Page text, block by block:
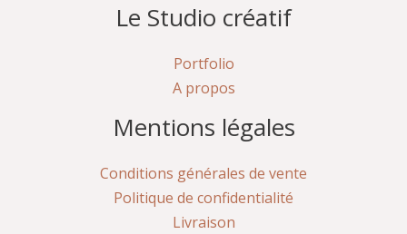
Le Studio créatif
Portfolio
A propos
Mentions légales
Conditions générales de vente
Politique de confidentialité
Livraison